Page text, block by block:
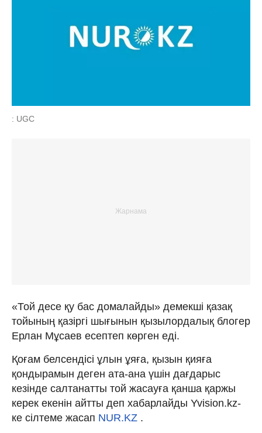
: UGC
«Той десе қу бас домалайды» демекші қазақ
тойының қазіргі шығынын қызылордалық блогер
Ерлан Мұсаев есептеп көрген еді.
Қоғам белсендісі ұлын ұяға, қызын қияға
қондырамын деген ата-ана үшін дағдарыс
кезінде салтанатты той жасауға қанша қаржы
керек екенін айтты деп хабарлайды Yvision.kz-
ке сілтеме жасап NUR.KZ .